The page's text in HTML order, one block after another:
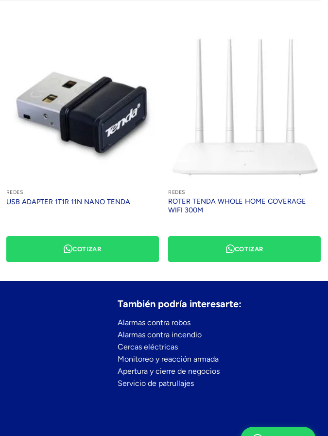
REDES
USB ADAPTER 1T1R 11N NANO TENDA
COTIZAR
REDES
ROTER TENDA WHOLE HOME COVERAGE
WIFI 300M
COTIZAR
También podría interesarte:
Alarmas contra robos
Alarmas contra incendio
Cercas eléctricas
Monitoreo y reacción armada
Apertura y cierre de negocios
Servicio de patrullajes